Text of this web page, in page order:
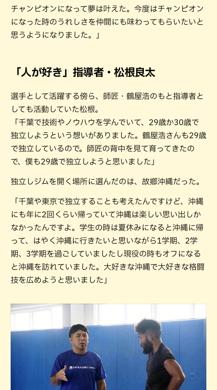
チャンピオンになって夢は叶えた。今度はチャンピオン
になった時のうれしさを仲間にも味わってもらいたいと
思うようになりました。」
「人が好き」指導者・松根良太
選手として活躍する傍ら、師匠・鶴屋浩のもと指導者と
しても活動していた松根。
「千葉で技術やノウハウを学んでいて、29歳か30歳で
独立しようという想いがありました。鶴屋浩さんも29歳
で独立しているので。師匠の背中を見て育ってきたの
で、僕も29歳で独立しようと思いました」
独立しジムを開く場所に選んだのは、故郷沖縄だった。
「千葉や東京で独立することも考えたんですけど、沖縄
にも年に2回くらい帰っていて沖縄は楽しい思い出しか
なかったんですよ。学生の時は夏休みになると沖縄に帰
って、はやく沖縄に行きたいと思いながら1学期、2学
期、3学期を過ごしていましたし現役の時もオフになる
と沖縄を訪れていました。大好きな沖縄で大好きな格闘
技を広めようと思いました」